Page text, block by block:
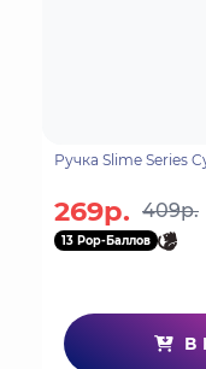
Ручка Slime Series
269р. 409р.
13 Pop-Баллов
В